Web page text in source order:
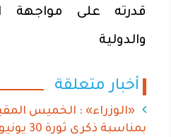
قدرته على مواجهة
والدولية
أخبار متعلقة
«الوزراء» : الخميس
بمناسبة ذكرى ثورة 30 يونيو